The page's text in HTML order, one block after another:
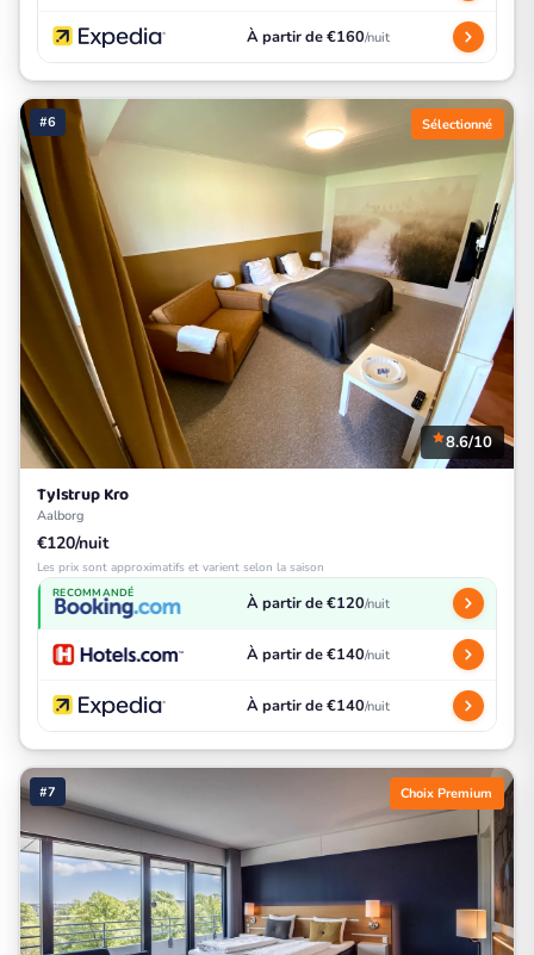
À partir de €160/nuit
#6 Sélectionné
8.6/10
Tylstrup Kro
Aalborg
€120/nuit
Les prix sont approximatifs et varient selon la saison
RECOMMANDÉ À partir de €120/nuit
À partir de €140/nuit
À partir de €140/nuit
#7 Choix Premium